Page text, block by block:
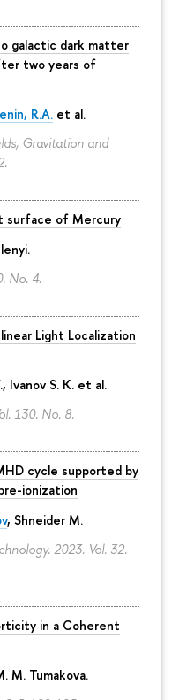
galactic dark matter
two years of
R.A. et al.
Gravitation and
surface of Mercury
.
No. 4.
Light Localization
Ivanov S. K. et al.
130. No. 8.
cycle supported by
ionization
, Shneider M.
2023. Vol. 32.
in a Coherent
M. Tumakova.